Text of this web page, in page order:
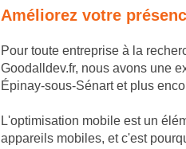
Améliorez votre
Pour toute entreprise à la
Goodalldev.fr, nous avons une
Épinay-sous-Sénart et plus
L'optimisation mobile est un
appareils mobiles, et c'est